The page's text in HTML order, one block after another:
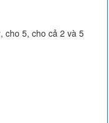
cho 5, cho cả 2 và 5